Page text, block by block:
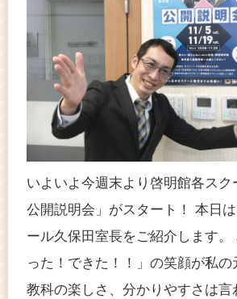
いよいよ今週末より啓明館各スク
公開説明会」がスタート！ 本日
ール久保田室長をご紹介します
った！できた！！」の笑顔が私の
教科の楽しさ、分かりやすさは